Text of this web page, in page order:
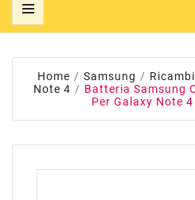
Home Samsung
Note 4
Batteria Samsung
Per Galaxy Note